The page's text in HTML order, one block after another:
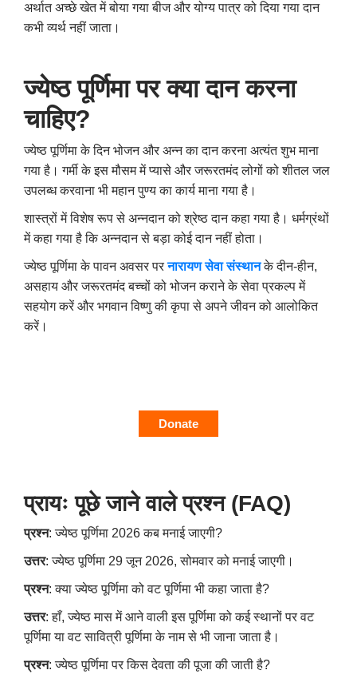
अर्थात अच्छे खेत में बोया गया बीज और योग्य पात्र को दिया गया दान
कभी व्यर्थ नहीं जाता।
ज्येष्ठ पूर्णिमा पर क्या दान करना
चाहिए?
ज्येष्ठ पूर्णिमा के दिन भोजन और अन्न का दान करना अत्यंत शुभ माना
गया है। गर्मी के इस मौसम में प्यासे और जरूरतमंद लोगों को शीतल जल
उपलब्ध करवाना भी महान पुण्य का कार्य माना गया है।
शास्त्रों में विशेष रूप से अन्नदान को श्रेष्ठ दान कहा गया है। धर्मग्रंथों
में कहा गया है कि अन्नदान से बड़ा कोई दान नहीं होता।
ज्येष्ठ पूर्णिमा के पावन अवसर परनारायण सेवा संस्थानके दीन-हीन,
असहाय और जरूरतमंद बच्चों को भोजन कराने के सेवा प्रकल्प में
सहयोग करें और भगवान विष्णु की कृपा से अपने जीवन को आलोकित
करें।
Donate
प्रायः पूछे जाने वाले प्रश्न (FAQ)
प्रश्न: ज्येष्ठ पूर्णिमा 2026 कब मनाई जाएगी?
उत्तर: ज्येष्ठ पूर्णिमा 29 जून 2026, सोमवार को मनाई जाएगी।
प्रश्न: क्या ज्येष्ठ पूर्णिमा को वट पूर्णिमा भी कहा जाता है?
उत्तर: हाँ, ज्येष्ठ मास में आने वाली इस पूर्णिमा को कई स्थानों पर वट
पूर्णिमा या वट सावित्री पूर्णिमा के नाम से भी जाना जाता है।
प्रश्न: ज्येष्ठ पूर्णिमा पर किस देवता की पूजा की जाती है?